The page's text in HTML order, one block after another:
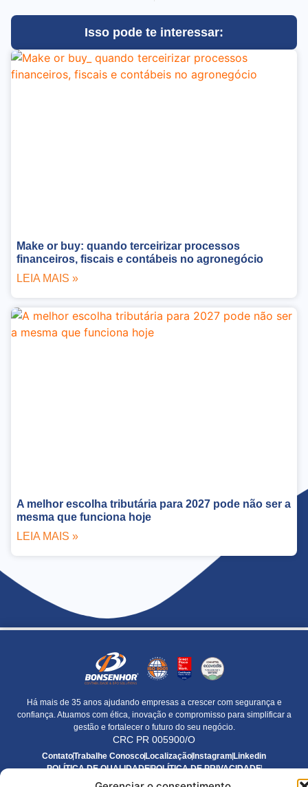
Isso pode te interessar:
Make or buy: quando terceirizar processos
financeiros, fiscais e contábeis no agronegócio
LEIA MAIS »
A melhor escolha tributária para 2027 pode não ser a
mesma que funciona hoje
LEIA MAIS »
Há mais de 35 anos ajudando empresas a crescer com segurança e
confiança. Atuamos com ética, inovação e compromisso para simplificar a
gestão e fortalecer o futuro do seu negócio.
CRC PR 005900/O
ContatoTrabalhe Conosco Localização Instagram Linkedin
POLÍTICA DE QUALIDADEPOLÍTICA DE PRIVACIDADE
POLÍTICA DE COOKIES
TERMOS E CONDIÇÕES DE USO